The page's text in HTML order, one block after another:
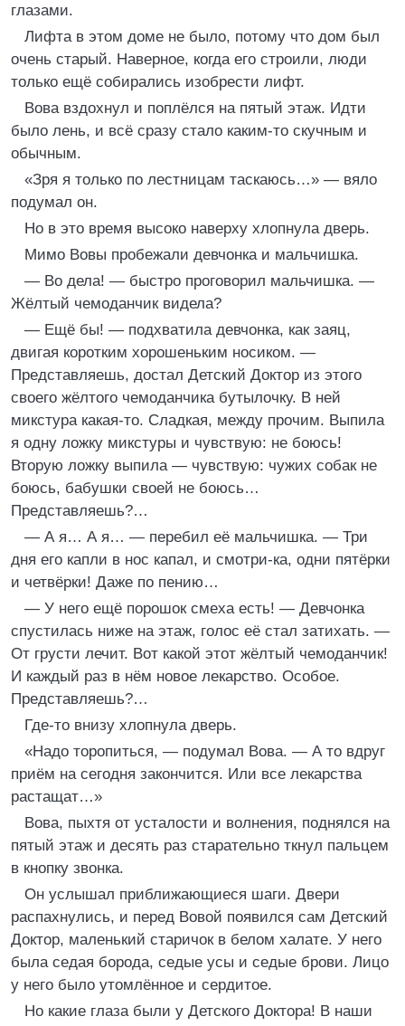
глазами.
Лифта в этом доме не было, потому что дом был
очень старый. Наверное, когда его строили, люди
только ещё собирались изобрести лифт.
Вова вздохнул и поплёлся на пятый этаж. Идти
было лень, и всё сразу стало каким-то скучным и
обычным.
«Зря я только по лестницам таскаюсь…» — вяло
подумал он.
Но в это время высоко наверху хлопнула дверь.
Мимо Вовы пробежали девчонка и мальчишка.
— Во дела! — быстро проговорил мальчишка. —
Жёлтый чемоданчик видела?
— Ещё бы! — подхватила девчонка, как заяц,
двигая коротким хорошеньким носиком. —
Представляешь, достал Детский Доктор из этого
своего жёлтого чемоданчика бутылочку. В ней
микстура какая-то. Сладкая, между прочим. Выпила
я одну ложку микстуры и чувствую: не боюсь!
Вторую ложку выпила — чувствую: чужих собак не
боюсь, бабушки своей не боюсь…
Представляешь?…
— А я… А я… — перебил её мальчишка. — Три
дня его капли в нос капал, и смотри-ка, одни пятёрки
и четвёрки! Даже по пению…
— У него ещё порошок смеха есть! — Девчонка
спустилась ниже на этаж, голос её стал затихать. —
От грусти лечит. Вот какой этот жёлтый чемоданчик!
И каждый раз в нём новое лекарство. Особое.
Представляешь?…
Где-то внизу хлопнула дверь.
«Надо торопиться, — подумал Вова. — А то вдруг
приём на сегодня закончится. Или все лекарства
растащат…»
Вова, пыхтя от усталости и волнения, поднялся на
пятый этаж и десять раз старательно ткнул пальцем
в кнопку звонка.
Он услышал приближающиеся шаги. Двери
распахнулись, и перед Вовой появился сам Детский
Доктор, маленький старичок в белом халате. У него
была седая борода, седые усы и седые брови. Лицо
у него было утомлённое и сердитое.
Но какие глаза были у Детского Доктора! В наши